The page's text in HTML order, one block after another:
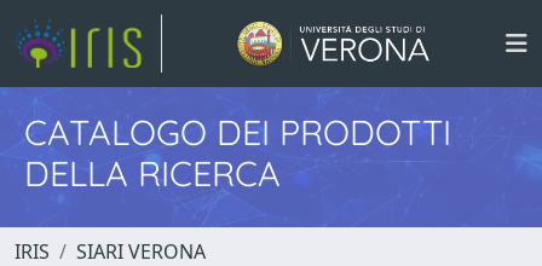
CATALOGO DEI PRODOTTI
DELLA RICERCA
IRIS
SIARI VERONA